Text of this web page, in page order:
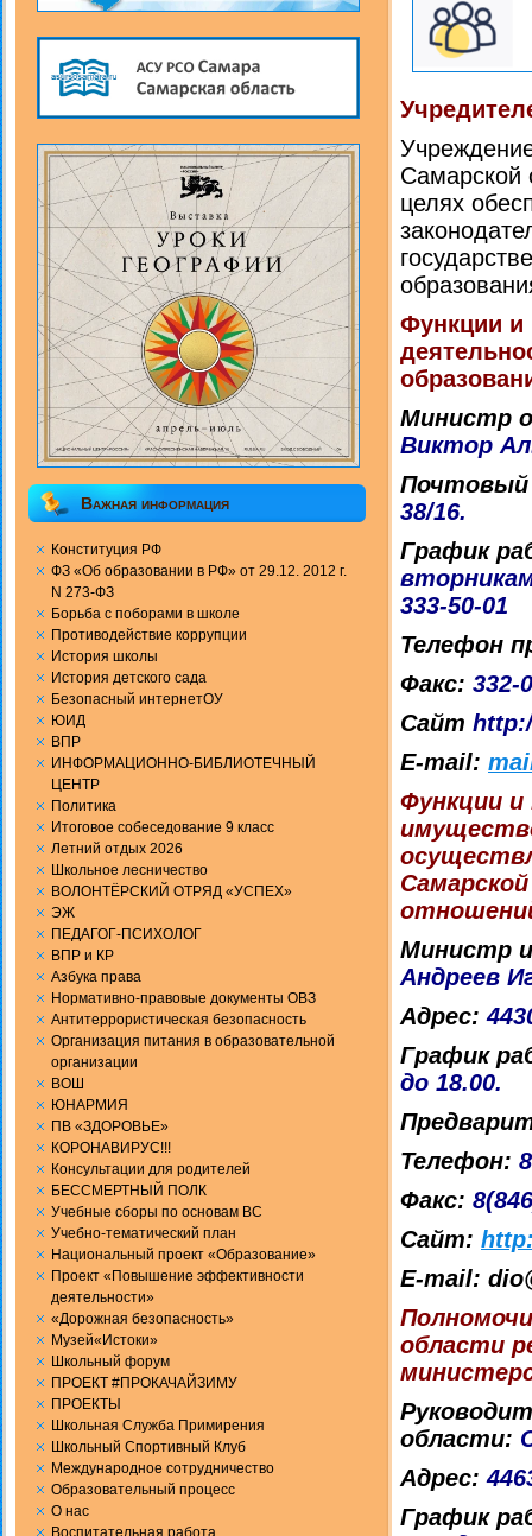
Важная информация
Конституция РФ
ФЗ «Об образовании в РФ» от 29.12. 2012 г.
N 273-ФЗ
Борьба с поборами в школе
Противодействие коррупции
История школы
История детского сада
Безопасный интернетОУ
ЮИД
ВПР
ИНФОРМАЦИОННО-БИБЛИОТЕЧНЫЙ
ЦЕНТР
Политика
Итоговое собеседование 9 класс
Летний отдых 2026
Школьное лесничество
ВОЛОНТЁРСКИЙ ОТРЯД «УСПЕХ»
ЭЖ
ПЕДАГОГ-ПСИХОЛОГ
ВПР и КР
Aзбука права
Нормативно-правовые документы ОВЗ
Антитеррористическая безопасность
Организация питания в образовательной
организации
ВОШ
ЮНАРМИЯ
ПВ «ЗДОРОВЬЕ»
КОРОНАВИРУС!!!
Консультации для родителей
БЕССМЕРТНЫЙ ПОЛК
Учебные сборы по основам ВС
Учебно-тематический план
Национальный проект «Образование»
Проект «Повышение эффективности
деятельности»
«Дорожная безопасность»
Музей«Истоки»
Школьный форум
ПРОЕКТ #ПРОКАЧАЙЗИМУ
ПРОЕКТЫ
Школьная Служба Примирения
Школьный Спортивный Клуб
Международное сотрудничество
Образовательный процесс
О нас
Воспитательная работа
Самарской
целях
Функции и
Министр
Виктор
Почтовый
38/16.
График
333-50-01
Телефон
Факс: 332-
Сайт
E-mail:
Функции и
Министр
Андреев
Адрес:
График
до 18.00.
Телефон:
Факс:
Сайт:
E-mail:
области
области:
Адрес:
График